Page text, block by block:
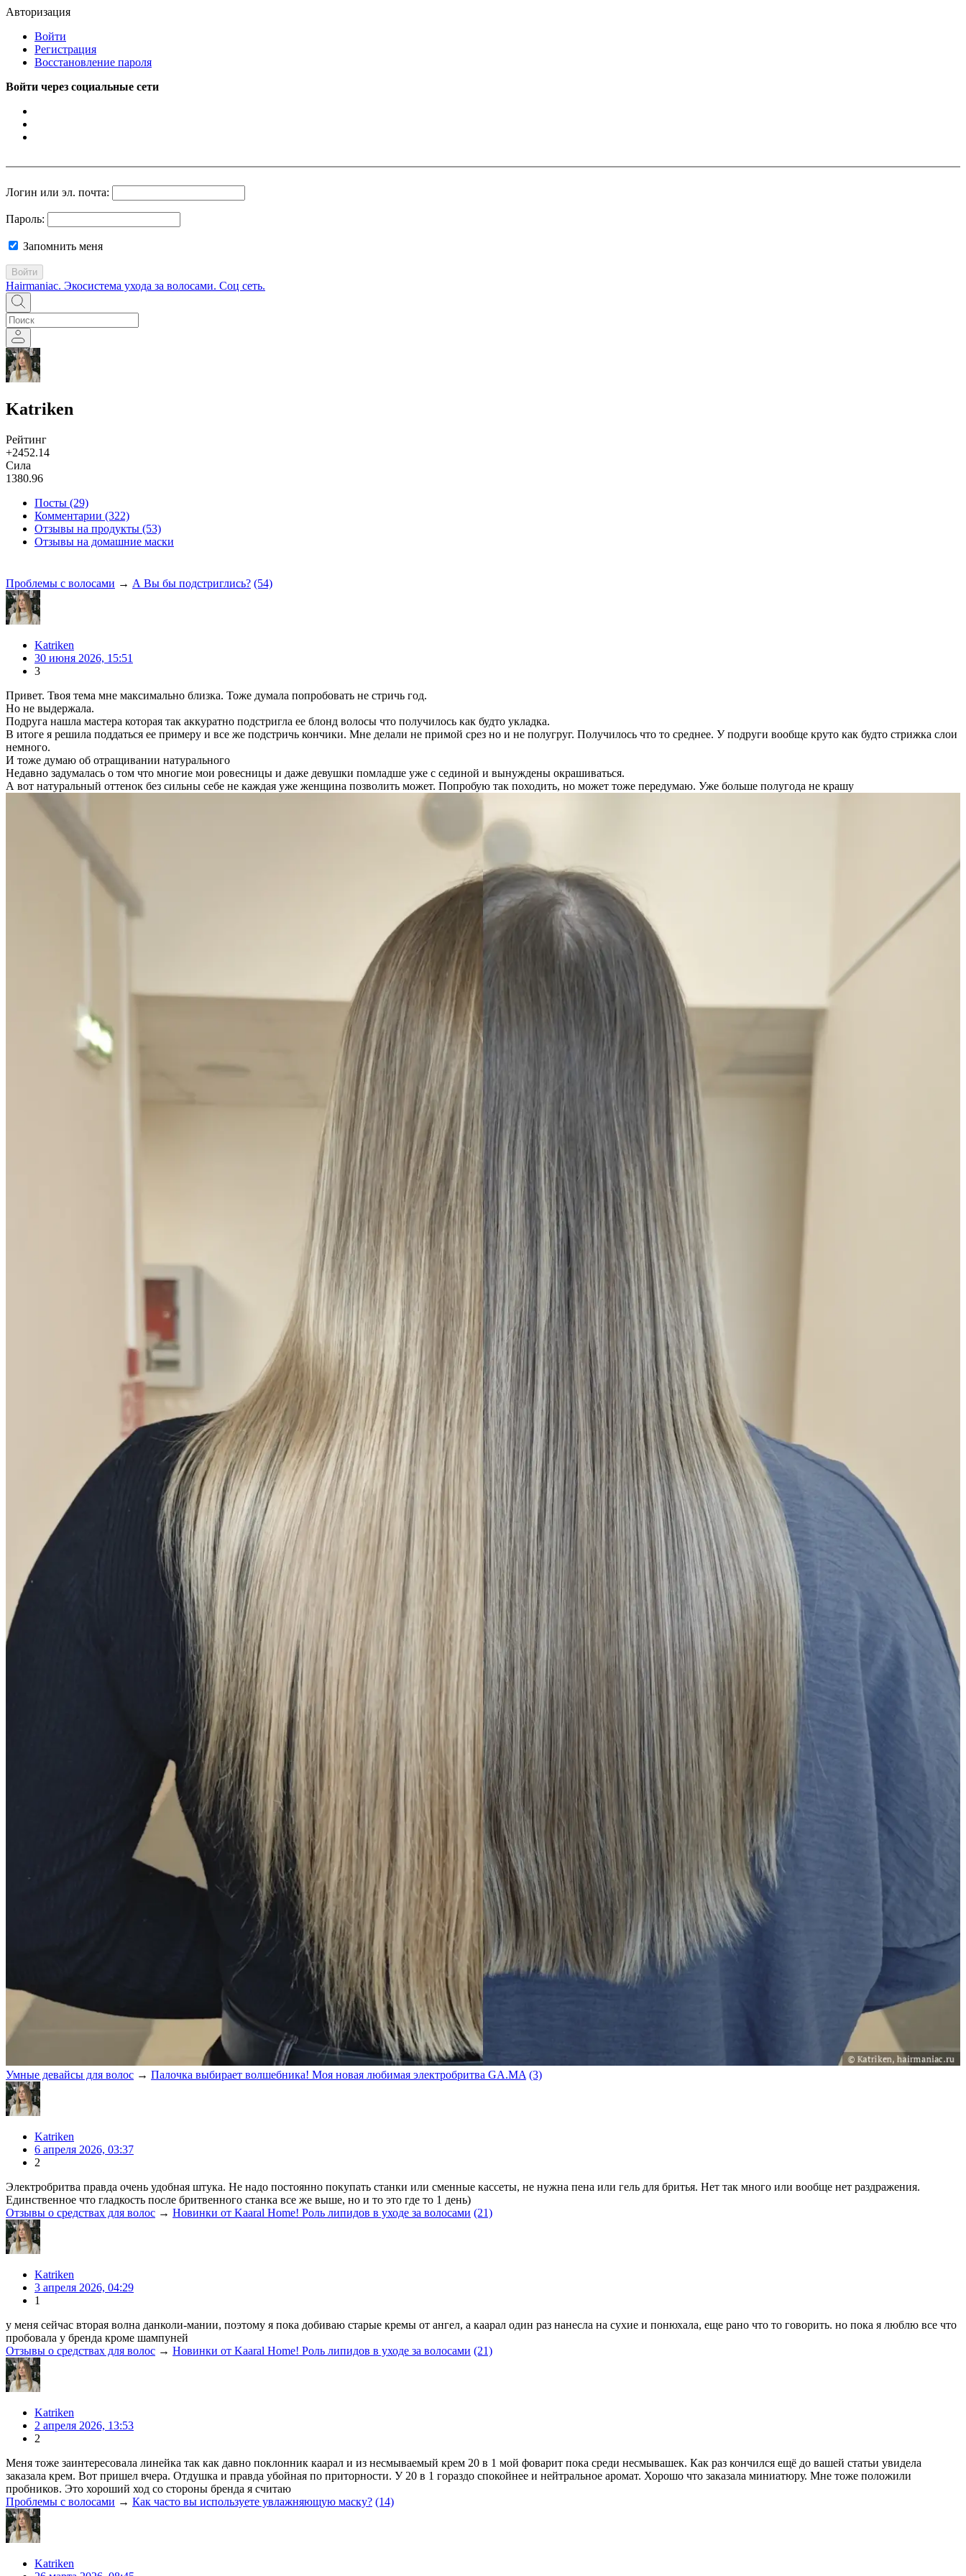
Авторизация
Войти
Регистрация
Восстановление пароля
Войти через социальные сети
Логин или эл. почта:
Пароль:
Запомнить меня
Войти
Hairmaniac. Экосистема ухода за волосами. Соц сеть.
Katriken
Рейтинг
+2452.14
Сила
1380.96
Посты (29)
Комментарии (322)
Отзывы на продукты (53)
Отзывы на домашние маски
Проблемы с волосами → А Вы бы подстриглись? (54)
Katriken
30 июня 2026, 15:51
3
Привет. Твоя тема мне максимально близка. Тоже думала попробовать не стричь год.
Но не выдержала.
Подруга нашла мастера которая так аккуратно подстригла ее блонд волосы что получилось как будто укладка.
В итоге я решила поддаться ее примеру и все же подстричь кончики. Мне делали не примой срез но и не полугруг. Получилось что то среднее. У подруги вообще круто как будто стрижка слои
немного.
И тоже думаю об отращивании натурального
Недавно задумалась о том что многие мои ровесницы и даже девушки помладше уже с сединой и вынуждены окрашиваться.
А вот натуральный оттенок без сильны себе не каждая уже женщина позволить может. Попробую так походить, но может тоже передумаю. Уже больше полугода не крашу
Умные девайсы для волос → Палочка выбирает волшебника! Моя новая любимая электробритва GA.MA (3)
Katriken
6 апреля 2026, 03:37
2
Электробритва правда очень удобная штука. Не надо постоянно покупать станки или сменные кассеты, не нужна пена или гель для бритья. Нет так много или вообще нет раздражения.
Единственное что гладкость после бритвенного станка все же выше, но и то это где то 1 день)
Отзывы о средствах для волос → Новинки от Kaaral Home! Роль липидов в уходе за волосами (21)
Katriken
3 апреля 2026, 04:29
1
у меня сейчас вторая волна данколи-мании, поэтому я пока добиваю старые кремы от ангел, а каарал один раз нанесла на сухие и понюхала, еще рано что то говорить. но пока я люблю все что
пробовала у бренда кроме шампуней
Отзывы о средствах для волос → Новинки от Kaaral Home! Роль липидов в уходе за волосами (21)
Katriken
2 апреля 2026, 13:53
2
Меня тоже заинтересовала линейка так как давно поклонник каарал и из несмываемый крем 20 в 1 мой фоварит пока среди несмывашек. Как раз кончился ещё до вашей статьи увидела
заказала крем. Вот пришел вчера. Отдушка и правда убойная по приторности. У 20 в 1 гораздо спокойнее и нейтральное аромат. Хорошо что заказала миниатюру. Мне тоже положили
пробников. Это хороший ход со стороны бренда я считаю
Проблемы с волосами → Как часто вы используете увлажняющую маску? (14)
Katriken